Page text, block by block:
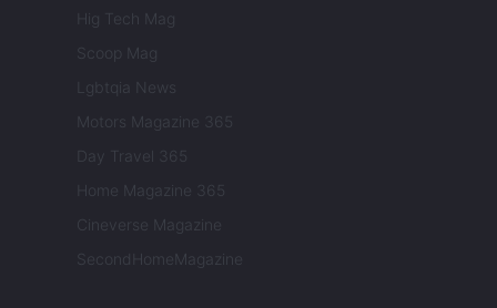
Hig Tech Mag
Scoop Mag
Lgbtqia News
Motors Magazine 365
Day Travel 365
Home Magazine 365
Cineverse Magazine
SecondHomeMagazine